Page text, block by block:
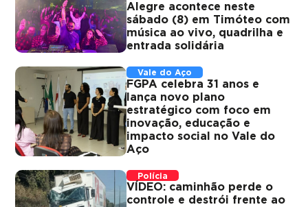
Alegre acontece neste
sábado (8) em Timóteo com
música ao vivo, quadrilha e
entrada solidária
Vale do Aço
FGPA celebra 31 anos e
lança novo plano
estratégico com foco em
inovação, educação e
impacto social no Vale do
Aço
Polícia
VÍDEO: caminhão perde o
controle e destrói frente ao